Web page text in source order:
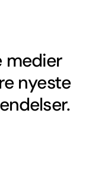
medier
nyeste